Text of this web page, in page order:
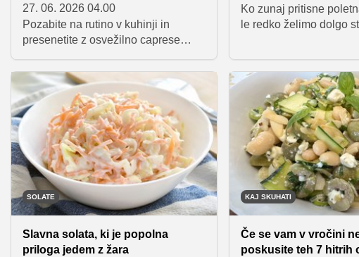
27. 06. 2026 04.00
Pozabite na rutino v kuhinji in
presenetite z osvežilno caprese
trike, kako z menjavo sira, dodatkom
sadja ali pesta ustvariti nepozabno
poletno jed, ki bo hit vašega
naslednjega piknika.
Ko zunaj pritisne
le redko želimo dolgo
pripravite v 20 minutah
manj – od osvežilne
in testenin z burrato do
testeninske solate ter
prilogo.
SOLATE
Slavna solata, ki je popolna
priloga jedem z žara
KAJ SKUHATI
Če se vam v vročini
poskusite teh 7 hitrih